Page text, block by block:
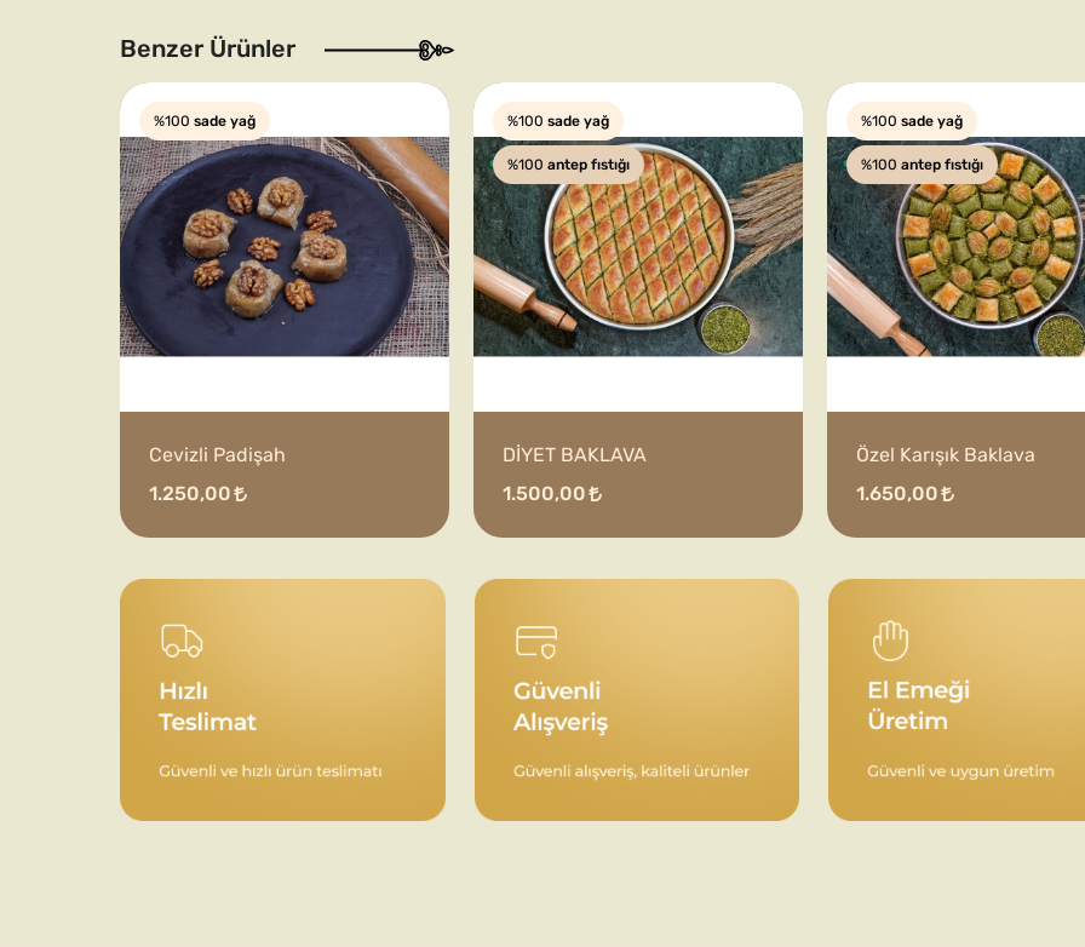
Benzer Ürünler
%100 sade yağ
Cevizli Padişah
1.250,00
%100 sade yağ
%100 antep fıstığı
DİYET BAKLAVA
1.500,00
%100 sade yağ
%100 antep fıstığı
Özel Karışık Baklava
1.650,00